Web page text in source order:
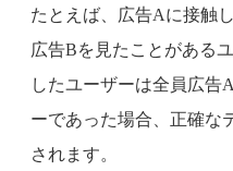
たとえば、広告Aに接触
広告Bを見たことがある
したユーザーは全員広告
ーであった場合、正確な
されます。